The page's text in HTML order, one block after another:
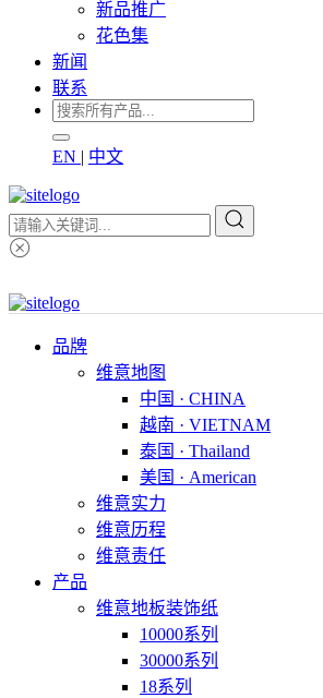
新品推广
花色集
新闻
联系
EN | 中文
品牌
维意地图
中国 · CHINA
越南 · VIETNAM
泰国 · Thailand
美国 · American
维意实力
维意历程
维意责任
产品
维意地板装饰纸
10000系列
30000系列
18系列